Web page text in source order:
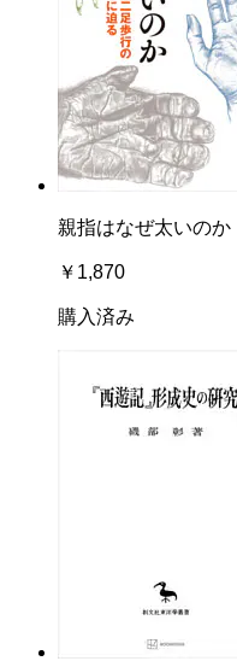
親指はなぜ太いの
￥1,870
購入済み